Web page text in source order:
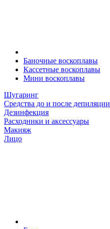
Баночные воскоплавы
Кассетные воскоплавы
Мини воскоплавы
Шугаринг
Средства до и после депиляции
Дезинфекция
Расходники и аксессуары
Макияж
Лицо